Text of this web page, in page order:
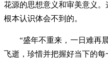
花源的思想意义和审美意义。
根本认识体会不到的。
“盛年不重来，一日难再
飞逝，珍惜并把握好当下的